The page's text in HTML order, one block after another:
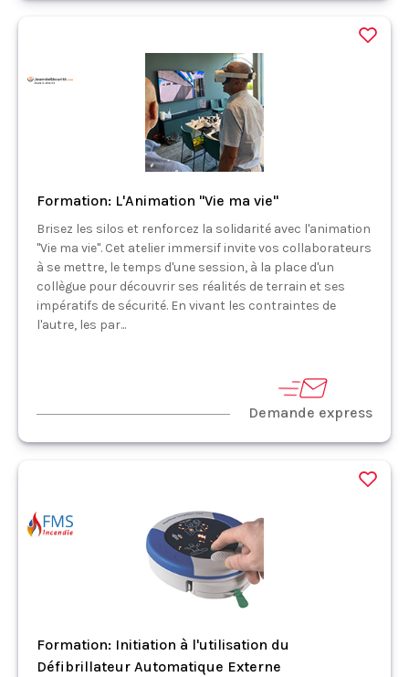
Formation: L'Animation "Vie ma vie"
Brisez les silos et renforcez la solidarité avec l'animation
"Vie ma vie". Cet atelier immersif invite vos collaborateurs
à se mettre, le temps d'une session, à la place d'un
collègue pour découvrir ses réalités de terrain et ses
impératifs de sécurité. En vivant les contraintes de
l'autre, les par...
Demande express
Formation: Initiation à l'utilisation du
Défibrillateur Automatique Externe